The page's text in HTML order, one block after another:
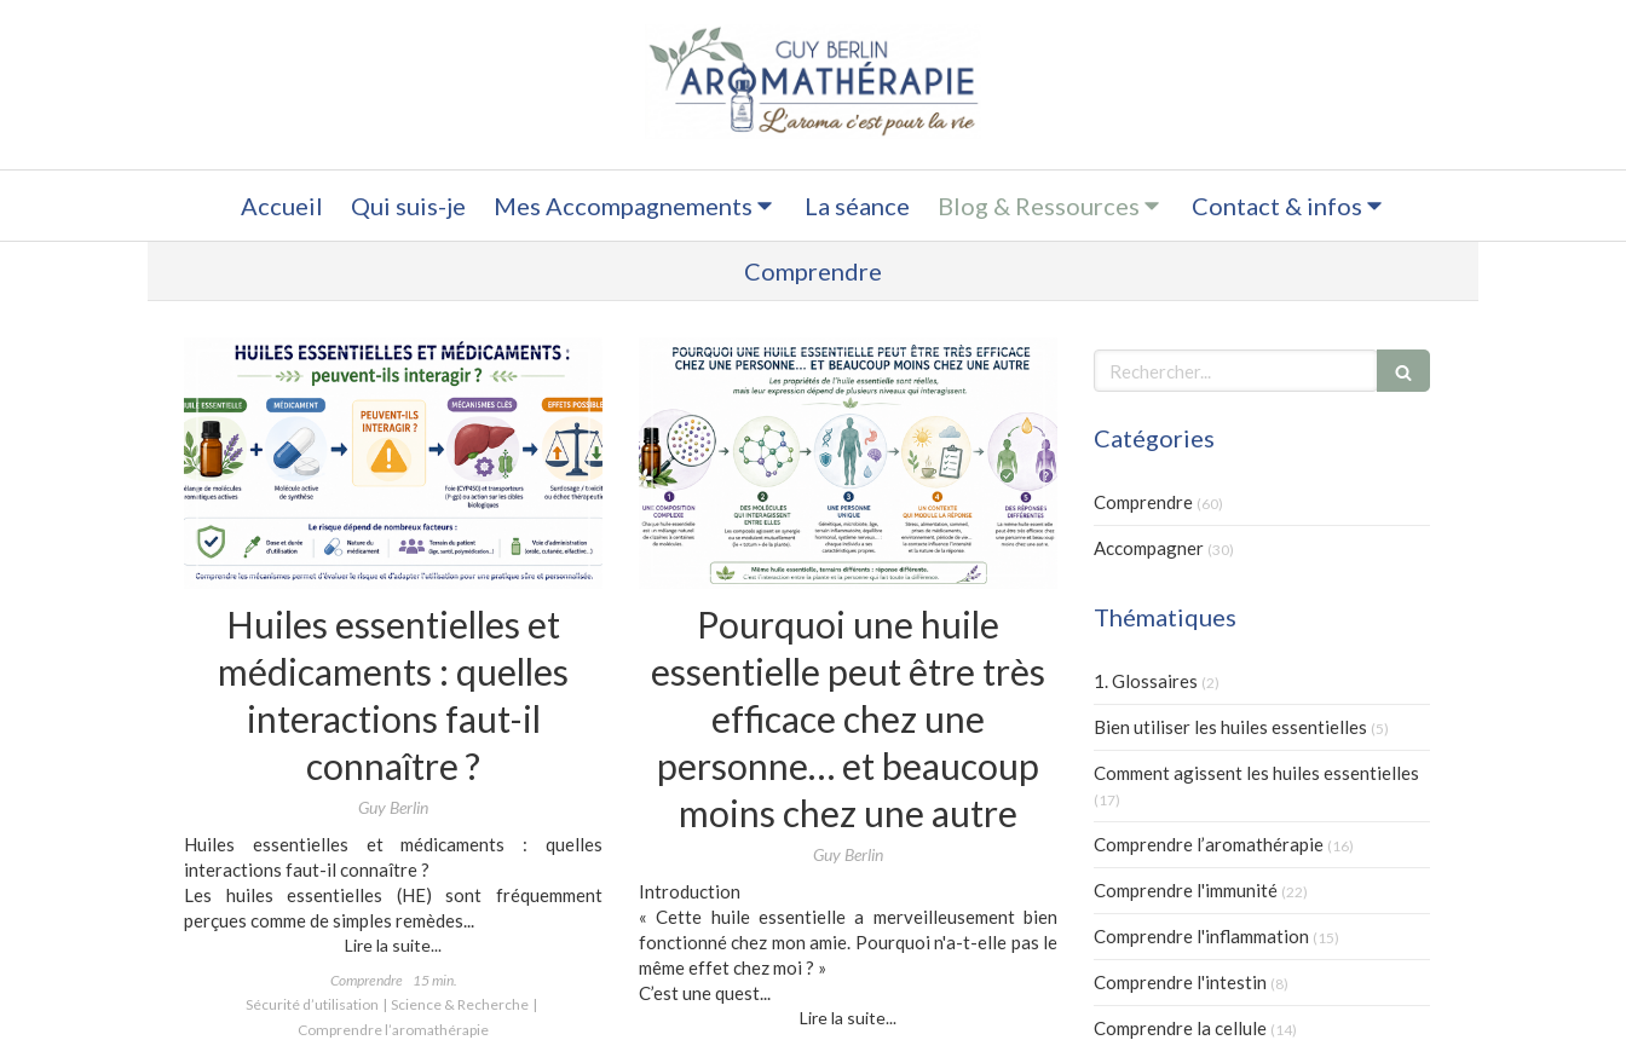
Accueil Qui suis-je Mes Accompagnements La séance Blog & Ressources Contact & infos
Comprendre
Huiles essentielles et
médicaments : quelles
interactions faut-il
connaître ?
Guy Berlin
Huiles essentielles et médicaments : quelles
interactions faut-il connaître ?
Les huiles essentielles (HE) sont fréquemment
perçues comme de simples remèdes...
Lire la suite...
Comprendre
15 min.
Sécurité d’utilisation
Science & Recherche
Comprendre l’aromathérapie
Pourquoi une huile
essentielle peut être très
efficace chez une
personne… et beaucoup
moins chez une autre
Guy Berlin
Introduction
« Cette huile essentielle a merveilleusement bien
fonctionné chez mon amie. Pourquoi n'a-t-elle pas le
même effet chez moi ? »
C’est une quest...
Lire la suite...
Rechercher
Catégories
Comprendre (60)
Accompagner (30)
Thématiques
1. Glossaires (2)
Bien utiliser les huiles essentielles (5)
Comment agissent les huiles essentielles
(17)
Comprendre l’aromathérapie (16)
Comprendre l'immunité (22)
Comprendre l'inflammation (15)
Comprendre l'intestin (8)
Comprendre la cellule (14)